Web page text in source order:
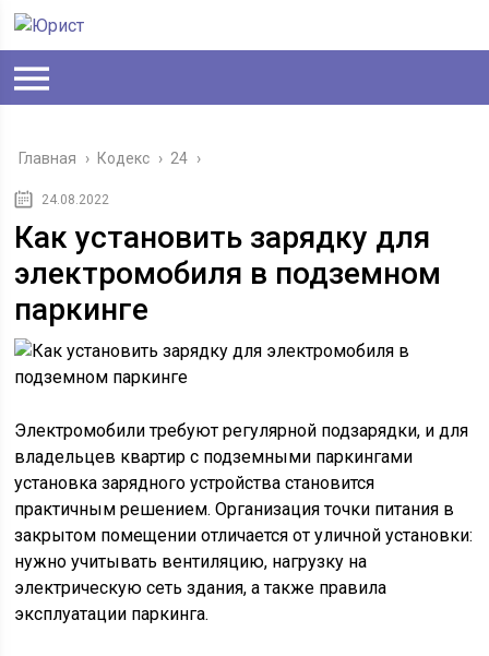
Главная › Кодекс › 24 ›
24.08.2022
Как установить зарядку для
электромобиля в подземном
паркинге
Электромобили требуют регулярной подзарядки, и для
владельцев квартир с подземными паркингами
установка зарядного устройства становится
практичным решением. Организация точки питания в
закрытом помещении отличается от уличной установки:
нужно учитывать вентиляцию, нагрузку на
электрическую сеть здания, а также правила
эксплуатации паркинга.